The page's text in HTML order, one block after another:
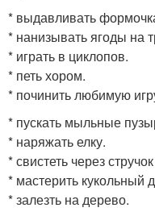
* выдавливать
* нанизывать ягоды на
* играть в циклопов.
* петь хором.
* починить любимую
* пускать мыльные
* наряжать елку.
* свистеть через
* мастерить кукольный
* залезть на дерево.